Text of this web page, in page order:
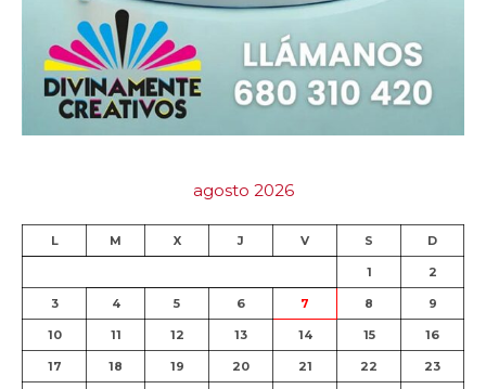
agosto 2026
L M X J V S D
1 2
3 4 5 6 7 8 9
10 11 12 13 14 15 16
17 18 19 20 21 22 23